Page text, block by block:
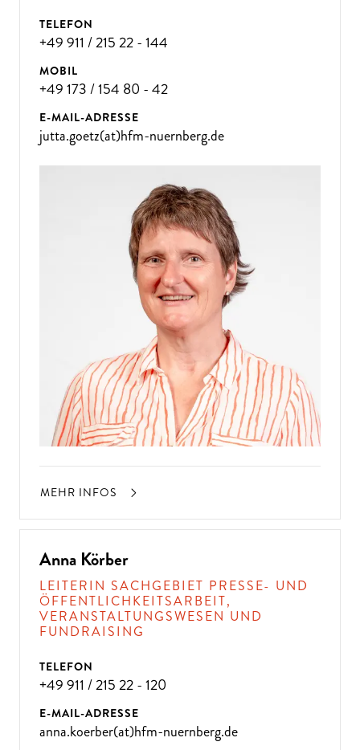
TELEFON
+49 911 / 215 22 - 144
MOBIL
+49 173 / 154 80 - 42
E-MAIL-ADRESSE
jutta.goetz(at)hfm-nuernberg.de
MEHR INFOS
Anna Körber
LEITERIN SACHGEBIET PRESSE- UND
ÖFFENTLICHKEITSARBEIT,
VERANSTALTUNGSWESEN UND
FUNDRAISING
TELEFON
+49 911 / 215 22 - 120
E-MAIL-ADRESSE
anna.koerber(at)hfm-nuernberg.de